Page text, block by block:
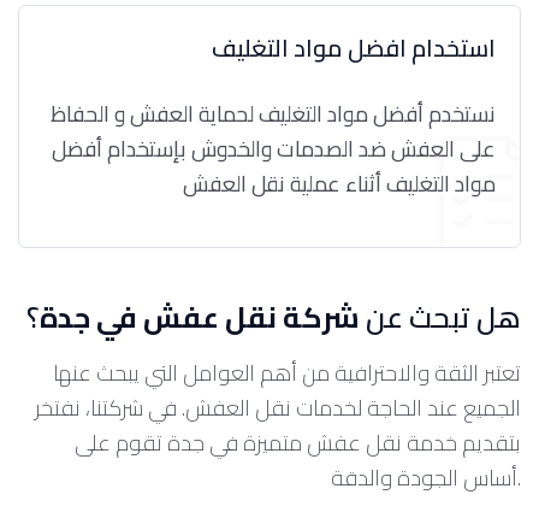
استخدام افضل مواد التغليف
نستخدم أفضل مواد التغليف لحماية العفش و الحفاظ
على العفش ضد الصدمات والخدوش بإستخدام أفضل
مواد التغليف أثناء عملية نقل العفش
هل تبحث عنشركة نقل عفش في جدة؟
تعتبر الثقة والاحترافية من أهم العوامل التي يبحث عنها
الجميع عند الحاجة لخدمات نقل العفش. في شركتنا، نفتخر
بتقديم خدمة نقل عفش متميزة في جدة تقوم على
أساس الجودة والدقة.